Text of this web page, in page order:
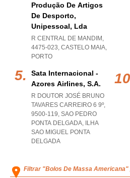
Produção De Artigos
De Desporto,
Unipessoal, Lda
R CENTRAL DE MANDIM,
4475-023, CASTELO MAIA,
PORTO
Sata Internacional -
Azores Airlines, S.a.
R DOUTOR JOSÉ BRUNO
TAVARES CARREIRO 6 9º,
9500-119, SAO PEDRO
PONTA DELGADA, ILHA
SAO MIGUEL PONTA
DELGADA
Filtrar "Bolos De Massa Americana"